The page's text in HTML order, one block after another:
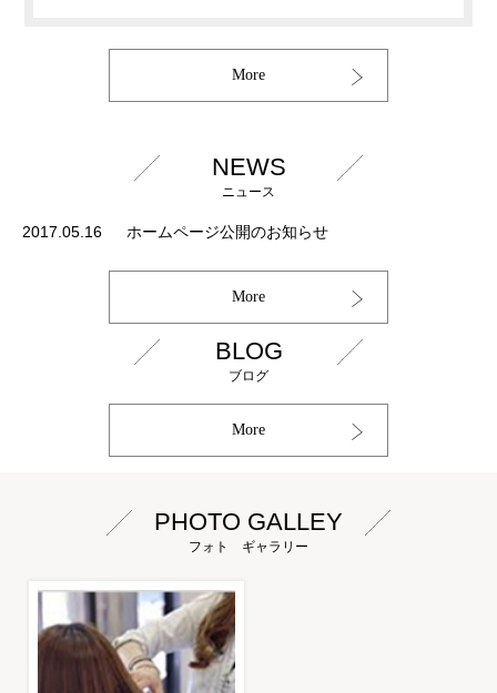
More
NEWS
ニュース
2017.05.16 ホームページ公開のお知らせ
More
BLOG
ブログ
More
PHOTO GALLEY
フォト ギャラリー